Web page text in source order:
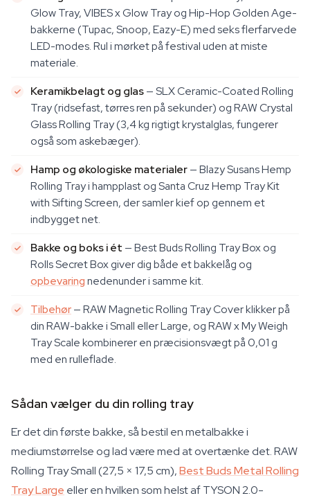
Glow Tray, VIBES x Glow Tray og Hip-Hop Golden Age-
bakkerne (Tupac, Snoop, Eazy-E) med seks flerfarvede
LED-modes. Rul i mørket på festival uden at miste
materiale.
Keramikbelagt og glas— SLX Ceramic-Coated Rolling
Tray (ridsefast, tørres ren på sekunder) og RAW Crystal
Glass Rolling Tray (3,4 kg rigtigt krystalglas, fungerer
også som askebæger).
Hamp og økologiske materialer— Blazy Susans Hemp
Rolling Tray i hampplast og Santa Cruz Hemp Tray Kit
with Sifting Screen, der samler kief op gennem et
indbygget net.
Bakke og boks i ét — Best Buds Rolling Tray Box og
Rolls Secret Box giver dig både et bakkelåg og
opbevaringnedenunder i samme kit.
Tilbehør— RAW Magnetic Rolling Tray Cover klikker på
din RAW-bakke i Small eller Large, og RAW x My Weigh
Tray Scale kombinerer en præcisionsvægt på 0,01 g
med en rulleflade.
Sådan vælger du din rolling tray
Er det din første bakke, så bestil en metalbakke i
mediumstørrelse og lad være med at overtænke det. RAW
Rolling Tray Small (27,5 × 17,5 cm),Best Buds Metal Rolling
Tray Large eller en hvilken som helst af TYSON 2.0-